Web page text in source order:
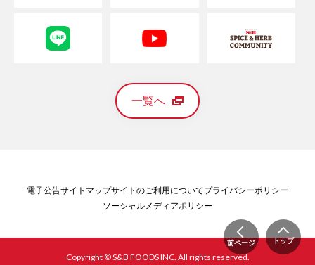
前ページ トップ
一覧へ
電子公告サイトマップサイトのご利用についてプライバシーポリシー
ソーシャルメディアポリシー
Copyright © S&B FOODS INC. All rights reserved.